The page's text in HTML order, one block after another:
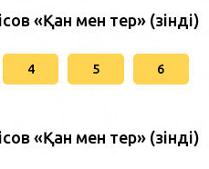
«Қан мен тер» (үзінді)
4 5 6
«Қан мен тер» (үзінді)